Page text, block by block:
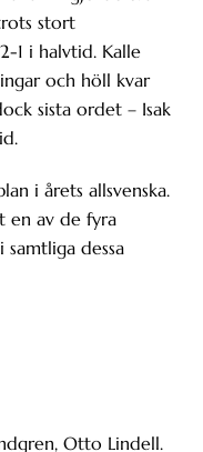
stort
1 i halvtid. Kalle
och höll kvar
sista ordet – Isak
i årets allsvenska.
en av de fyra
dessa
Otto Lindell.